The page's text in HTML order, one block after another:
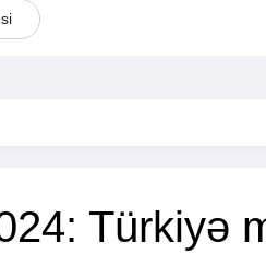
Türkiyə